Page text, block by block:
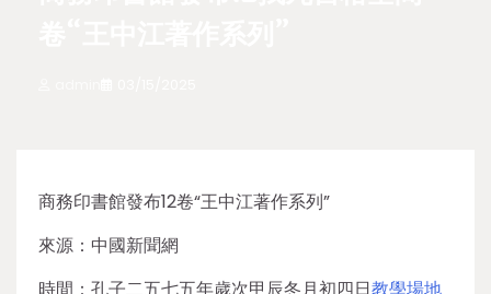
商務印書館發布12卷“王中江著作系列”
來源：中國新聞網